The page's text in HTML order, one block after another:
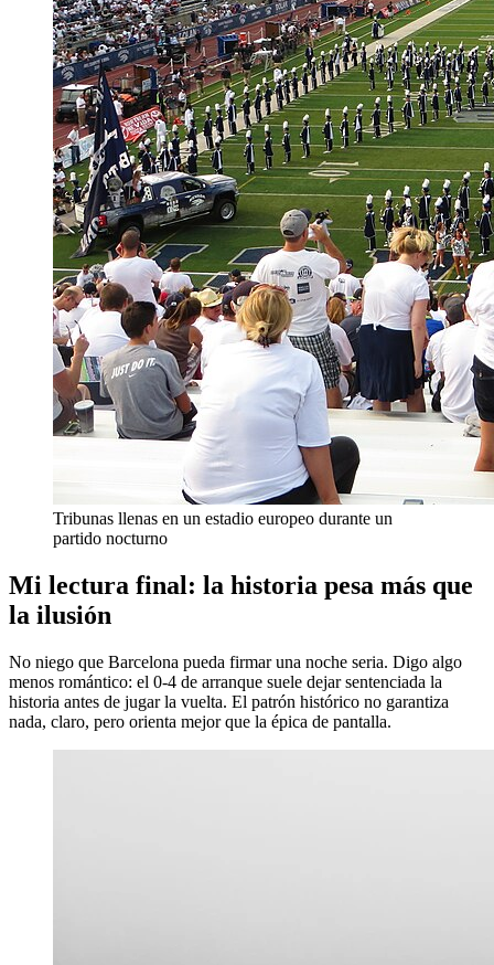
Tribunas llenas en un estadio europeo durante un
partido nocturno
Mi lectura final: la historia pesa más que
la ilusión
No niego que Barcelona pueda firmar una noche seria. Digo algo
menos romántico: el 0-4 de arranque suele dejar sentenciada la
historia antes de jugar la vuelta. El patrón histórico no garantiza
nada, claro, pero orienta mejor que la épica de pantalla.